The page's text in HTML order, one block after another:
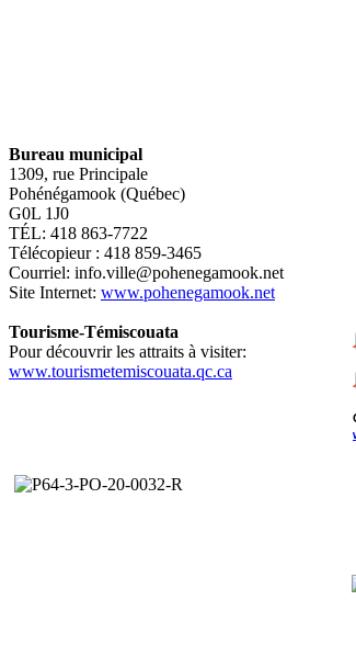
Bureau municipal
1309, rue Principale
Pohénégamook (Québec)
G0L 1J0
TÉL: 418 863-7722
Télécopieur : 418 859-3465
Courriel: info.ville@pohenegamook.net
Site Internet: www.pohenegamook.net
Tourisme-Témiscouata
Pour découvrir les attraits à visiter:
www.tourismetemiscouata.qc.ca